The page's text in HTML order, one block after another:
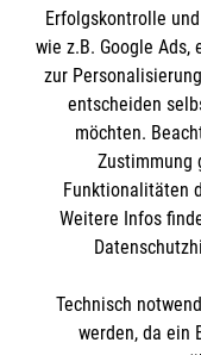
9
Jetzt
Impressum
Datenschutz
Barrierefreiheit
Kontakt
Die Malteser
Malteser in
Malteserorden
Sharepoint
IBAN: DE58
So finden
Erfolgskontrolle
wie z.B. Google Ads,
zur
entscheiden
möchten.
Zustimmung
Funktionalitäten
Weitere Infos
Technisch
werden, da ein